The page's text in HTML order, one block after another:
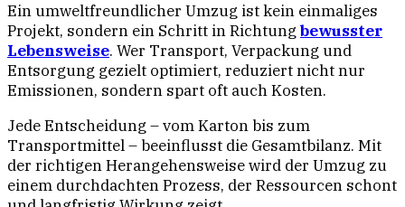
Ein umweltfreundlicher Umzug ist kein einmaliges
Projekt, sondern ein Schritt in Richtung bewusster
Lebensweise. Wer Transport, Verpackung und
Entsorgung gezielt optimiert, reduziert nicht nur
Emissionen, sondern spart oft auch Kosten.
Jede Entscheidung – vom Karton bis zum
Transportmittel – beeinflusst die Gesamtbilanz. Mit
der richtigen Herangehensweise wird der Umzug zu
einem durchdachten Prozess, der Ressourcen schont